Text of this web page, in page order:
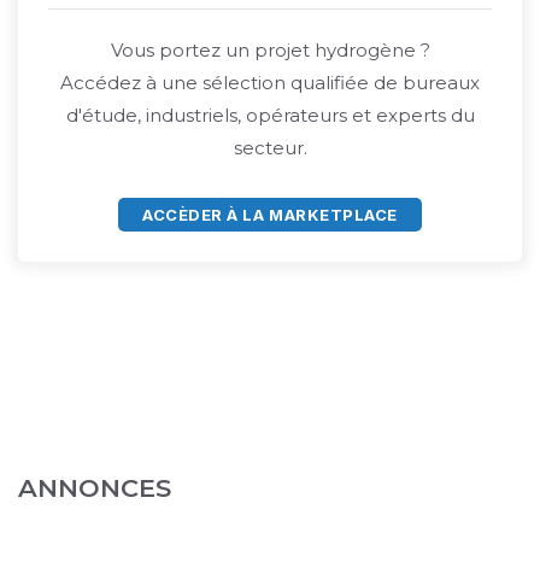
Vous portez un projet hydrogène ?
Accédez à une sélection qualifiée de bureaux
d'étude, industriels, opérateurs et experts du
secteur.
ACCÈDER À LA MARKETPLACE
ANNONCES